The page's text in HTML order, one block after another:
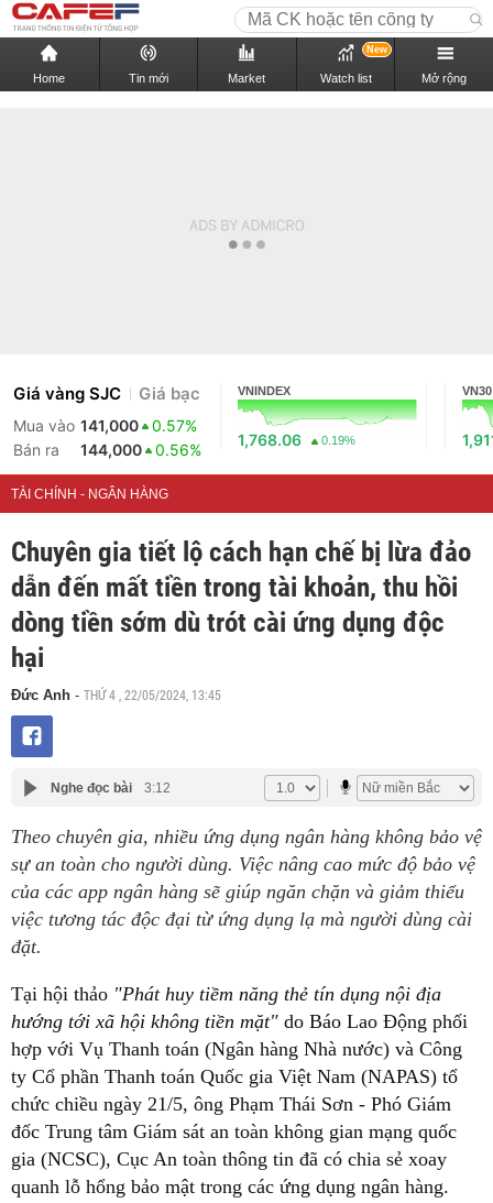
Home Tin mới Market Watch list
New
Mở rộng
Giá vàng SJC Giá bạc
Mua vào 141,000
0.57%
Bán ra
144,000 0.56%
VNINDEX
1,768.06 0.19%
VN30
TÀI CHÍNH - NGÂN HÀNG
Chuyên gia tiết lộ cách hạn chế bị lừa đảo
dẫn đến mất tiền trong tài khoản, thu hồi
dòng tiền sớm dù trót cài ứng dụng độc
hại
Đức Anh - THỨ 4 , 22/05/2024, 13:45
Nghe đọc bài 3:12
Theo chuyên gia, nhiều ứng dụng ngân hàng không bảo vệ
sự an toàn cho người dùng. Việc nâng cao mức độ bảo vệ
của các app ngân hàng sẽ giúp ngăn chặn và giảm thiểu
việc tương tác độc đại từ ứng dụng lạ mà người dùng cài
đặt.
Tại hội thảo "Phát huy tiềm năng thẻ tín dụng nội địa
hướng tới xã hội không tiền mặt" do Báo Lao Động phối
hợp với Vụ Thanh toán (Ngân hàng Nhà nước) và Công
ty Cổ phần Thanh toán Quốc gia Việt Nam (NAPAS) tổ
chức chiều ngày 21/5, ông Phạm Thái Sơn - Phó Giám
đốc Trung tâm Giám sát an toàn không gian mạng quốc
gia (NCSC), Cục An toàn thông tin đã có chia sẻ xoay
quanh lỗ hổng bảo mật trong các ứng dụng ngân hàng.